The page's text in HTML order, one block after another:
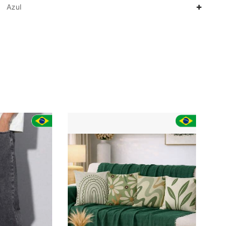
Azul